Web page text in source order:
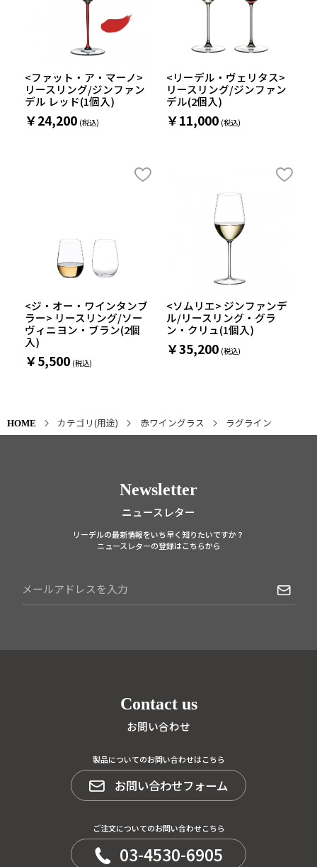
<ファット・ア・マーノ>
リースリング/ジンファン
デル レッド(1個入)
￥24,200
<リーデル・ヴェリタス>
リースリング/ジンファン
デル(2個入)
￥11,000
<ジ・オー・ワインタンブ
ラー> リースリング/ソー
ヴィニヨン・ブラン(2個
入)
￥5,500
<ソムリエ> ジンファンデ
ル/リースリング・グラ
ン・クリュ(1個入)
￥35,200
HOME カテゴリ(用途) 赤ワイングラス ラグライン
Newsletter
ニュースレター
リーデルの最新情報をいち早く知りたいですか？
ニュースレターの登録はこちらから
Contact us
お問い合わせ
製品についてのお問い合わせはこちら
お問い合わせフォーム
ご注文についてのお問い合わせこちら
03-4530-6905